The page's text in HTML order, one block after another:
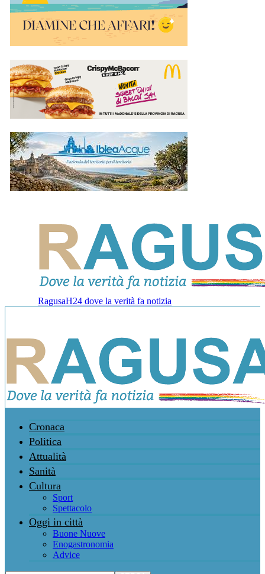
RagusaH24 dove la verità fa notizia
Cronaca
Politica
Attualità
Sanità
Cultura
Sport
Spettacolo
Oggi in città
Buone Nuove
Enogastronomia
Advice